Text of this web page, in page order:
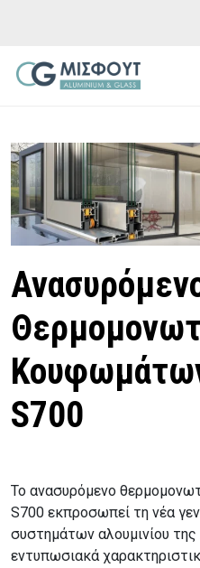
S700
Το ανασυρόμενο
S700 εκπροσωπεί τη νέα
συστημάτων αλουμινίου
εντυπωσιακά